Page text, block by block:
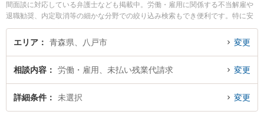
間面談に対応している弁護士なども掲載中。労働・雇用に関係する不当解雇や
退職勧奨、内定取消等の細かな分野での絞り込み検索もでき便利です。特に安
藤法律事務所の安藤 祥吾弁護士や澤村こうじ法律事務所の澤村 康治弁護士、弁
護士法人青森リーガルサービス 八戸シティ法律事務所の山口 龍介弁護士のプロ
代請求のトラブル解決の実績豊富な近くの弁護士を検索したい』『初回相談無
料で残業代請求を法律相談できる八戸市内の弁護士に相談予約したい』などで
お困りの相談者さんにおすすめです。
エリア 青森県、八戸市 変更
相談内容 労働・雇用、未払い残業代請求 変更
詳細条件 未選択 変更